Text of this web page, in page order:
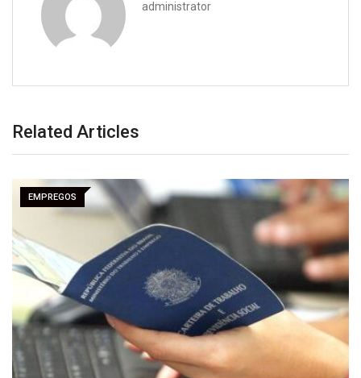
administrator
Related Articles
EMPREGOS